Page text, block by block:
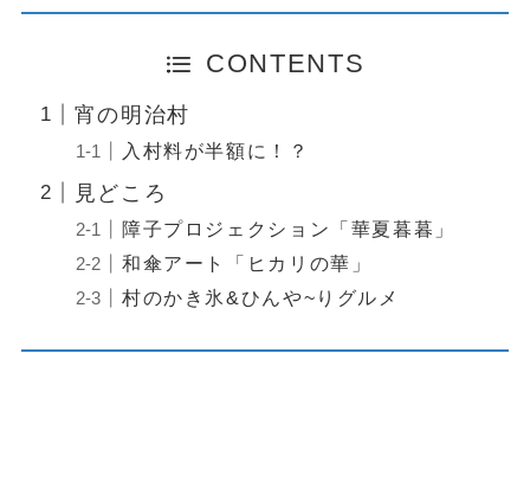
CONTENTS
宵の明治村
入村料が半額に！？
見どころ
障子プロジェクション「華夏暮暮」
和傘アート「ヒカリの華」
村のかき氷&ひんや~りグルメ